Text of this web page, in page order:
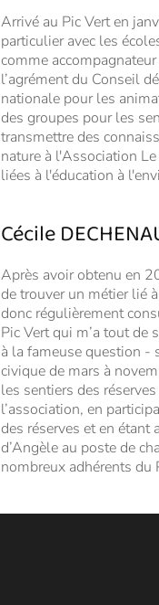
Arrivé au Pic Vert en
particulier avec les
comme
l’agrément du Conseil
nationale pour les
des groupes pour les
transmettre des
nature à l'Association
liées à l'éducation à
Cécile
Après avoir obtenu en
de trouver un métier lié
donc régulièrement
Pic Vert qui m’a tout de
à la fameuse question -
civique de mars à
les sentiers des
l’association, en
des réserves et en
d’Angèle au poste de
nombreux adhérents du